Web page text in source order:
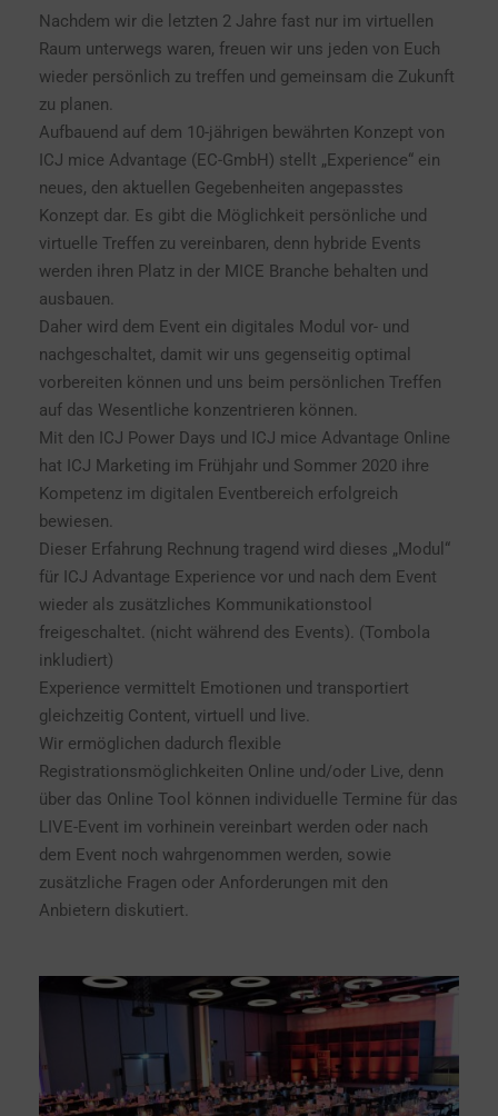
Nachdem wir die letzten 2 Jahre fast nur im virtuellen
Raum unterwegs waren, freuen wir uns jeden von Euch
wieder persönlich zu treffen und gemeinsam die Zukunft
zu planen.
Aufbauend auf dem 10-jährigen bewährten Konzept von
ICJ mice Advantage (EC-GmbH) stellt „Experience“ ein
neues, den aktuellen Gegebenheiten angepasstes
Konzept dar. Es gibt die Möglichkeit persönliche und
virtuelle Treffen zu vereinbaren, denn hybride Events
werden ihren Platz in der MICE Branche behalten und
ausbauen.
Daher wird dem Event ein digitales Modul vor- und
nachgeschaltet, damit wir uns gegenseitig optimal
vorbereiten können und uns beim persönlichen Treffen
auf das Wesentliche konzentrieren können.
Mit den ICJ Power Days und ICJ mice Advantage Online
hat ICJ Marketing im Frühjahr und Sommer 2020 ihre
Kompetenz im digitalen Eventbereich erfolgreich
bewiesen.
Dieser Erfahrung Rechnung tragend wird dieses „Modul“
für ICJ Advantage Experience vor und nach dem Event
wieder als zusätzliches Kommunikationstool
freigeschaltet. (nicht während des Events). (Tombola
inkludiert)
Experience vermittelt Emotionen und transportiert
gleichzeitig Content, virtuell und live.
Wir ermöglichen dadurch flexible
Registrationsmöglichkeiten Online und/oder Live, denn
über das Online Tool können individuelle Termine für das
LIVE-Event im vorhinein vereinbart werden oder nach
dem Event noch wahrgenommen werden, sowie
zusätzliche Fragen oder Anforderungen mit den
Anbietern diskutiert.